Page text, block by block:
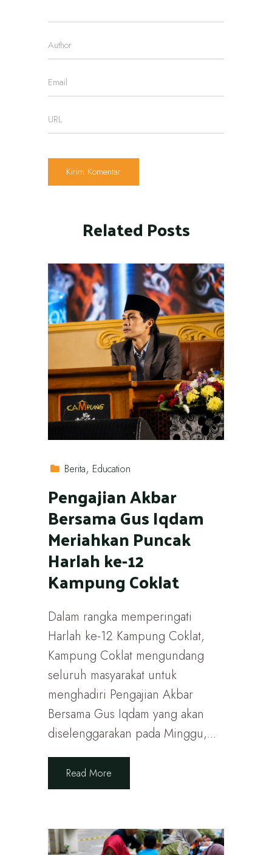
Related Posts
Berita Education
Pengajian Akbar
Bersama Gus Iqdam
Meriahkan Puncak
Harlah ke-12
Kampung Coklat
Dalam rangka memperingati
Harlah ke-12 Kampung Coklat,
Kampung Coklat mengundang
seluruh masyarakat untuk
menghadiri Pengajian Akbar
Bersama Gus Iqdam yang akan
diselenggarakan pada Minggu,...
Read More